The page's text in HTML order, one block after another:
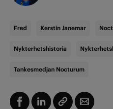
Fred Kerstin Janemar
Nykterhetshistoria
Tankesmedjan Nocturum